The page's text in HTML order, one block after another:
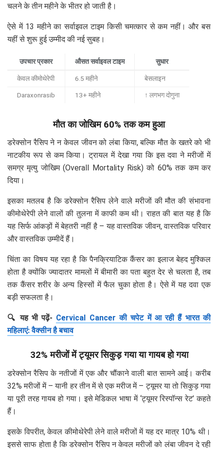
चलने के तीन महीने के भीतर हो जाती है।
ऐसे में 13 महीने का सर्वाइवल टाइम किसी चमत्कार से कम नहीं। और बस
यहीं से शुरू हुई उम्मीद की नई सुबह।
उपचार प्रकार औसत सर्वाइवल टाइम सुधार
केवल कीमोथेरेपी 6.5 महीने बेसलाइन
Daraxonrasib 13+ महीने ↑ लगभग दोगुना
मौत का जोखिम 60% तक कम हुआ
डरेक्सोन रैसिप ने न केवल जीवन को लंबा किया, बल्कि मौत के खतरे को भी
नाटकीय रूप से कम किया। ट्रायल में देखा गया कि इस दवा ने मरीजों में
समग्र मृत्यु जोखिम (Overall Mortality Risk) को 60% तक कम कर
दिया।
इसका मतलब है कि डरेक्सोन रैसिप लेने वाले मरीजों की मौत की संभावना
कीमोथेरेपी लेने वालों की तुलना में काफी कम थी। राहत की बात यह है कि
यह सिर्फ आंकड़ों में बेहतरी नहीं है – यह वास्तविक जीवन, वास्तविक परिवार
और वास्तविक उम्मीदें हैं।
चिंता का विषय यह रहा है कि पैनक्रियाटिक कैंसर का इलाज बेहद मुश्किल
होता है क्योंकि ज्यादातर मामलों में बीमारी का पता बहुत देर से चलता है, तब
तक कैंसर शरीर के अन्य हिस्सों में फैल चुका होता है। ऐसे में यह दवा एक
बड़ी सफलता है।
🔍 यह भी पढ़ें- Cervical Cancer की चपेट में आ रही हैं भारत की
महिलाएं: वैक्सीन है बचाव
32% मरीजों में ट्यूमर सिकुड़ गया या गायब हो गया
डरेक्सोन रैसिप के नतीजों में एक और चौंकाने वाली बात सामने आई। करीब
32% मरीजों में – यानी हर तीन में से एक मरीज में – ट्यूमर या तो सिकुड़ गया
या पूरी तरह गायब हो गया। इसे मेडिकल भाषा में ‘ट्यूमर रिस्पॉन्स रेट’ कहते
हैं।
इसके विपरीत, केवल कीमोथेरेपी लेने वाले मरीजों में यह दर मात्र 10% थी।
इससे साफ होता है कि डरेक्सोन रैसिप न केवल मरीजों को लंबा जीवन दे रही